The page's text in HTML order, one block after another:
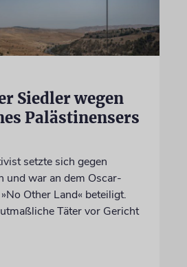
Siedler wegen
Palästinensers
setzte sich gegen
und war an dem Oscar-
Other Land« beteiligt.
Täter vor Gericht